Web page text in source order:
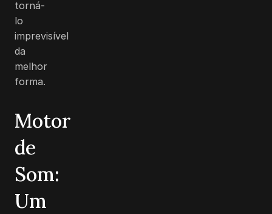
torná-
lo
imprevisível
da
melhor
forma.
Motor
de
Som:
Um